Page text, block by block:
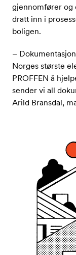
gjennomfører og
dratt inn i
boligen.
–
Norges største
PROFFEN å
sender vi all
Arild Bransdal,